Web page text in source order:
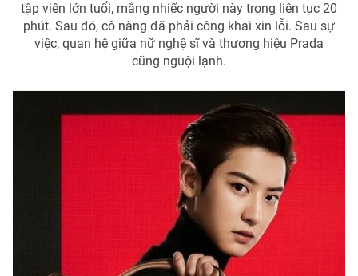
tập viên lớn tuổi, mắng nhiếc người này trong liên tục 20
phút. Sau đó, cô nàng đã phải công khai xin lỗi. Sau sự
việc, quan hệ giữa nữ nghệ sĩ và thương hiệu Prada
cũng nguội lạnh.